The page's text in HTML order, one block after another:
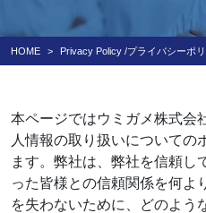
HOME Privacy Policy /プライバシーポ
本ページではウミガメ株式会
人情報の取り扱いについての
ます。弊社は、弊社を信頼し
った皆様との信頼関係を何よ
を失わないために、どのよう